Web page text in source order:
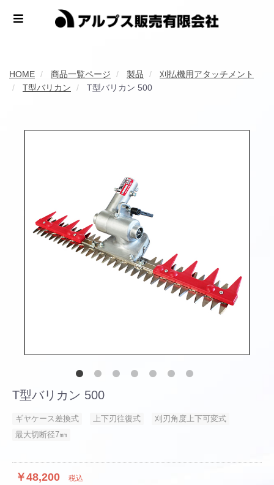
HOME 商品一覧ページ 製品
刈払機用アタッチメント
T型バリカン
T型バリカン 500
T型バリカン 500
ギヤケース差換式 上下刃往復式
刈刃角度上下可変式
最大切断径7㎜
￥48,200 税込